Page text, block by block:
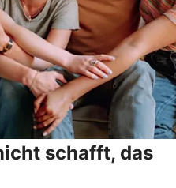
schafft, das